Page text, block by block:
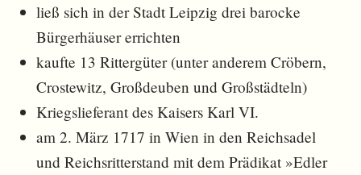
ließ sich in der Stadt Leipzig drei barocke
Bürgerhäuser errichten
kaufte 13 Rittergüter (unter anderem Cröbern,
Crostewitz, Großdeuben und Großstädteln)
Kriegslieferant des Kaisers Karl VI.
am 2. März 1717 in Wien in den Reichsadel
und Reichsritterstand mit dem Prädikat »Edler